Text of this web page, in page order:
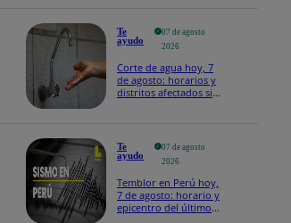
Te
ayudo
07 de agosto
2026
Corte de agua hoy, 7
de agosto: horarios y
distritos afectados sin
Te
ayudo
07 de agosto
2026
Temblor en Perú hoy,
7 de agosto: horario y
epicentro del último